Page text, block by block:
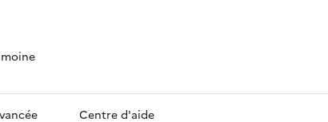
Centre d'aide